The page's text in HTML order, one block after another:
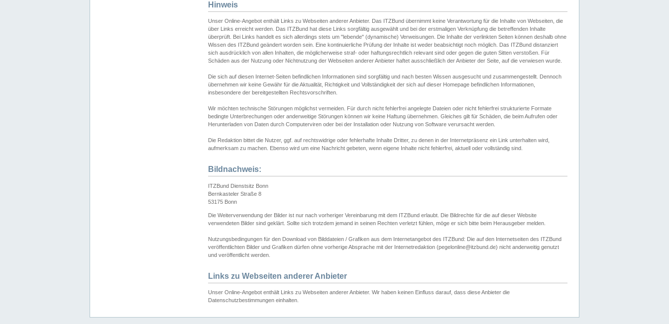
Hinweis
Unser Online-Angebot enthält Links zu Webseiten anderer Anbieter. Das ITZBund übernimmt keine Verantwortung für die Inhalte von Webseiten, die
über Links erreicht werden. Das ITZBund hat diese Links sorgfältig ausgewählt und bei der erstmaligen Verknüpfung die betreffenden Inhalte
überprüft. Bei Links handelt es sich allerdings stets um "lebende" (dynamische) Verweisungen. Die Inhalte der verlinkten Seiten können deshalb ohne
Wissen des ITZBund geändert worden sein. Eine kontinuierliche Prüfung der Inhalte ist weder beabsichtigt noch möglich. Das ITZBund distanziert
sich ausdrücklich von allen Inhalten, die möglicherweise straf- oder haftungsrechtlich relevant sind oder gegen die guten Sitten verstoßen. Für
Schäden aus der Nutzung oder Nichtnutzung der Webseiten anderer Anbieter haftet ausschließlich der Anbieter der Seite, auf die verwiesen wurde.
Die sich auf diesen Internet-Seiten befindlichen Informationen sind sorgfältig und nach besten Wissen ausgesucht und zusammengestellt. Dennoch
übernehmen wir keine Gewähr für die Aktualität, Richtigkeit und Vollständigkeit der sich auf dieser Homepage befindlichen Informationen,
insbesondere der bereitgestellten Rechtsvorschriften.
Wir möchten technische Störungen möglichst vermeiden. Für durch nicht fehlerfrei angelegte Dateien oder nicht fehlerfrei strukturierte Formate
bedingte Unterbrechungen oder anderweitige Störungen können wir keine Haftung übernehmen. Gleiches gilt für Schäden, die beim Aufrufen oder
Herunterladen von Daten durch Computerviren oder bei der Installation oder Nutzung von Software verursacht werden.
Die Redaktion bittet die Nutzer, ggf. auf rechtswidrige oder fehlerhafte Inhalte Dritter, zu denen in der Internetpräsenz ein Link unterhalten wird,
aufmerksam zu machen. Ebenso wird um eine Nachricht gebeten, wenn eigene Inhalte nicht fehlerfrei, aktuell oder vollständig sind.
Bildnachweis:
ITZBund Dienstsitz Bonn
Bernkasteler Straße 8
53175 Bonn
Die Weiterverwendung der Bilder ist nur nach vorheriger Vereinbarung mit dem ITZBund erlaubt. Die Bildrechte für die auf dieser Website
verwendeten Bilder sind geklärt. Sollte sich trotzdem jemand in seinen Rechten verletzt fühlen, möge er sich bitte beim Herausgeber melden.
Nutzungsbedingungen für den Download von Bilddateien / Grafiken aus dem Internetangebot des ITZBund: Die auf den Internetseiten des ITZBund
veröffentlichten Bilder und Grafiken dürfen ohne vorherige Absprache mit der Internetredaktion (pegelonline@itzbund.de) nicht anderweitig genutzt
und veröffentlicht werden.
Links zu Webseiten anderer Anbieter
Unser Online-Angebot enthält Links zu Webseiten anderer Anbieter. Wir haben keinen Einfluss darauf, dass diese Anbieter die
Datenschutzbestimmungen einhalten.